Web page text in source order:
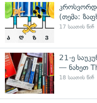
(თემა:
17 საათის წინ
21-ე
— ნახეთ
18 საათის წინ